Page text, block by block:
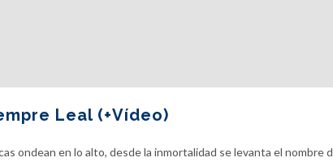
Leal (+Vídeo)
ondean en lo alto, desde la inmortalidad se levanta el nombre